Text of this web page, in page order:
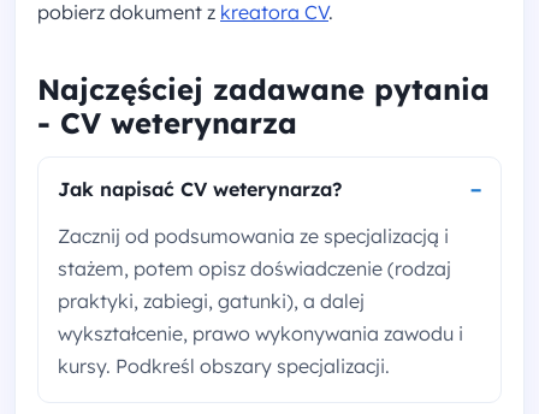
pobierz dokument z kreatora CV.
Najczęściej zadawane pytania
- CV weterynarza
Jak napisać CV weterynarza?
Zacznij od podsumowania ze specjalizacją i
stażem, potem opisz doświadczenie (rodzaj
praktyki, zabiegi, gatunki), a dalej
wykształcenie, prawo wykonywania zawodu i
kursy. Podkreśl obszary specjalizacji.